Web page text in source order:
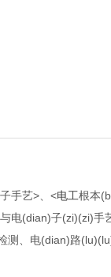
手艺>、<电工根本
电(dian)子(zi)(zi)手
测、电(dian)路